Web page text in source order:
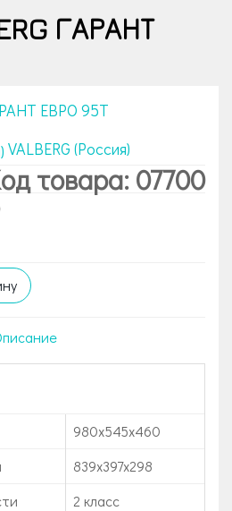
ГАРАНТ
VALBERG (Россия)
товара: 07700
980x545x460
839x397x298
2 класс